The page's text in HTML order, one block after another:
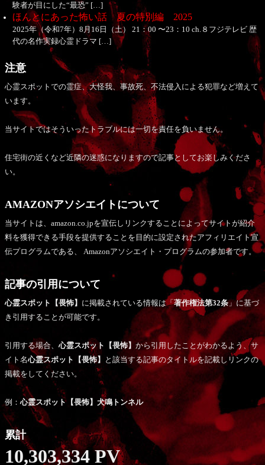
験者が目にした“最恐” […]
ほんとにあった怖い話 夏の特別編 2025
2025年（令和7年）8月16日（土） 21：00 〜23：10 ch.８フジテレビ 歴
代の名作実録心霊ドラマ […]
注意
心霊スポットでの霊症、大怪我、事故死、不法侵入による犯罪など増えて
います。
当サイトではそういったトラブルには一切を責任を負いません。
住宅街の近くなど近隣の迷惑になりますので記事としてお楽しみくださ
い。
AMAZONアソシエイトについて
当サイトは、amazon.co.jpを宣伝しリンクすることによってサイトが紹介
料を獲得できる手段を提供することを目的に設定されたアフィリエイト宣
伝プログラムである、 Amazonアソシエイト・プログラムの参加者です。
記事の引用について
心霊スポット【畏怖】 に掲載されている情報は「著作権法第32条」に基づ
き引用することが可能です。
引用する場合、心霊スポット【畏怖】 から引用したことがわかるよう、サ
イト名心霊スポット【畏怖】
と該当する記事のタイトルを記載しリンクの
掲載をしてください。
例：心霊スポット【畏怖】犬鳴トンネル
累計
10,303,334 PV